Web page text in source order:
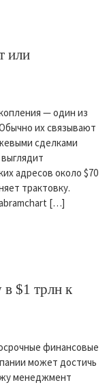
или
— один из
их связывают
сделками
адресов около $70
трактовку.
[…]
в $1 трлн к
финансовые
может достичь
менеджмент